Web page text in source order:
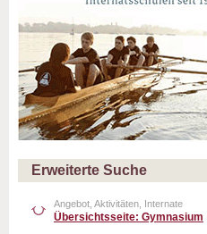
Erweiterte Suche
Angebot, Aktivitäten, Internate
Übersichtsseite: Gymnasium